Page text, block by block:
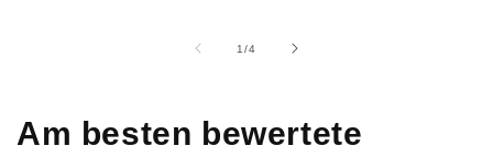
1/von
4
Am besten bewertete